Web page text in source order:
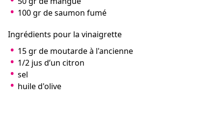
100 gr de saumon fumé
Ingrédients pour la vinaigrette
15 gr de moutarde à l'ancienne
1/2 jus d’un citron
sel
huile d'olive